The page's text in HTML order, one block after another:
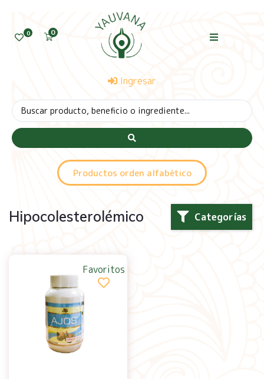
0 0
Ingresar
Productos orden alfabético
Categorías
Hipocolesterolémico
Favoritos